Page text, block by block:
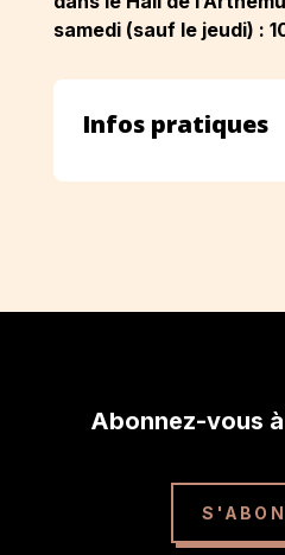
samedi (sauf le jeudi) :
Infos pratiques
Abonnez-vous